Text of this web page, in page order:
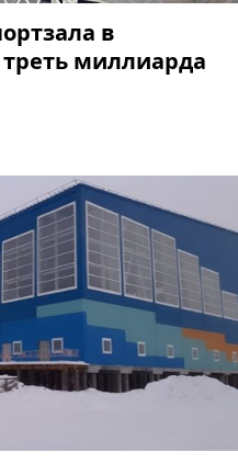
в
треть миллиарда